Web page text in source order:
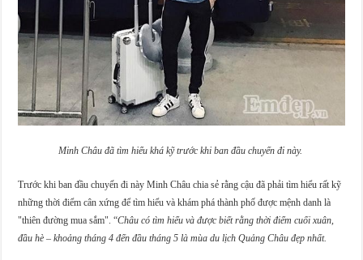
Minh Châu đã tìm hiểu khá kỹ trước khi ban đầu chuyến đi này.
Trước khi ban đầu chuyến đi này Minh Châu chia sẻ rằng cậu đã phải tìm hiểu rất kỹ
những thời điểm cân xứng để tìm hiểu và khám phá thành phố được mệnh danh là
"thiên đường mua sắm". “Châu có tìm hiểu và được biết rằng thời điểm cuối xuân,
đầu hè – khoảng tháng 4 đến đầu tháng 5 là mùa du lịch Quảng Châu đẹp nhất.